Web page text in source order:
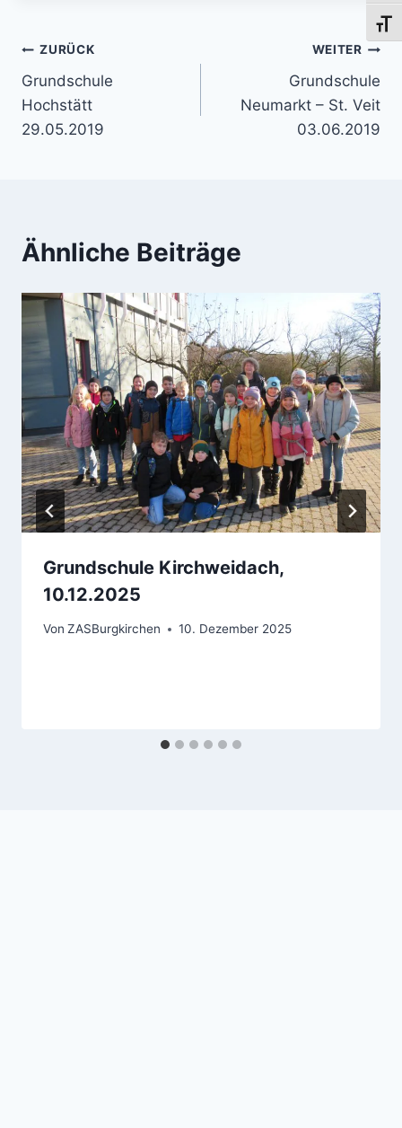
Beitragsnavigation
ZURÜCK
Grundschule
Hochstätt
29.05.2019
WEITER
Grundschule
Neumarkt – St. Veit
03.06.2019
Ähnliche Beiträge
Grundschule Kirchweidach,
10.12.2025
Von ZASBurgkirchen 10. Dezember 2025